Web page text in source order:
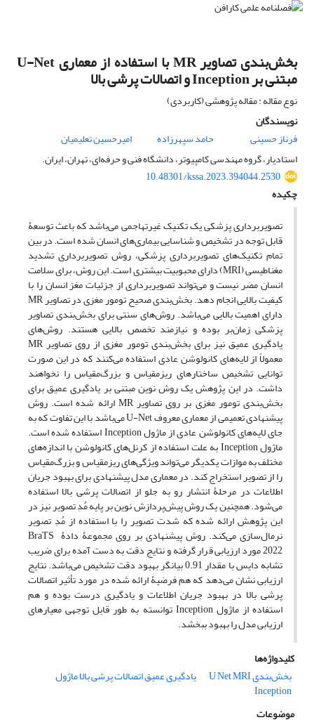
بخش‌بندی تصاویر MR با استفاده از معماری U-Net
مبتنی بر Inception و اتصالات پرشی بالا
نوع مقاله : مقاله پژوهشی (کاربردی)
نویسندگان
فرناز حسینی
حامد سپهرزاده
امیرحسین تعلیمیان
استادیار، گروه مهندسی کامپیوتر، دانشگاه فنی و حرفه‌ای، تهران، ایران.
10.48301/kssa.2023.394044.2530
چکیده
تصویربرداری پزشکی یک تکنیک غیرتهاجمی می‌باشد که باعث توسعۀ
قابل توجه در تشخیص و شناسایی بیماری‌های انسان شده است. در بین
تمام تکنیک‌های تصویربرداری پزشکی، روش تصویربرداری تشدید
مغناطیسی (MRI) دارای محبوبیت بیشتری است. این روش، برای سلامت
انسان مضر نیست و می‌تواند تصویربرداری از جزئیات مغز انسان را با
کیفیت بالایی انجام دهد. بخش‌بندی صحیح تومور مغزی در تصاویر MR
دارای اهمیت بالایی می‌باشد. روش‌های سنتی برای بخش‌بندی تصاویر
پزشکی زمان‌بر بوده و نیازمند تخصص بالایی هستند. روش‌های
یادگیری عمیق نیز برای بخش‌بندی تومور مغزی از روی تصاویر MR
معمولاً از لایه‌های کانولوشن عادی استفاده می‌کنند که در این صورت
توانایی تشخیص ساختارهای ریزمقیاس و بزرگ‌مقیاس را نخواهند
داشت. در این پژوهش یک روش نوین مبتنی بر یادگیری عمیق برای
بخش‌بندی تومور مغزی بر روی تصاویر MR ارائه شده است. روش
پیشنهادی تعمیمی از معماری معروف U-Net می‌باشد با این تفاوت که به
جای لایه‌های کانولوشن عادی از ماژول Inception استفاده شده است.
ماژول Inception به علت استفاده از کرنل‌های کانولوشن با اندازه‌های
مختلف به موازات یکدیگر می‌تواند ویژگی‌های ریزمقیاس و بزرگ‌مقیاس
را از تصویر استخراج کند. در معماری مدل پیشنهادی برای بهبود جریان
اطلاعات در مرحلۀ انتشار رو به جلو از اتصالات پرشی بالا استفاده
می‌شود. همچنین یک روش پیش‌پردازش نوین بر پایه مُدِ تصویر نیز در
این پژوهش ارائه شده که شدت تصویر را با استفاده از مُدِ تصویر
نرمال‌سازی می‌کند. روش ‌پیشنهادی بر روی مجموعۀ دادۀ ‌ BraTS
2022 مورد ارزیابی قرار گرفته و نتایج دقت به دست آمده برای ضریب
تشابه دایس با مقدار 0.91 بیانگر بهبود دقت تشخیص می‌باشد. نتایج
ارزیابی نشان می‌دهد که هم فرضیۀ ارائه شده در مورد تأثیر اتصالات
پرشی بالا در بهبود جریان اطلاعات و یادگیری درست بوده و هم
استفاده از ماژول Inception توانسته به طور قابل توجهی معیارهای
ارزیابی مدل را بهبود ببخشد.
کلیدواژه‌ها
بخش‌بندی U
Net MRI یادگیری عمیق اتصالات پرشی بالا ماژول
Inception
موضوعات